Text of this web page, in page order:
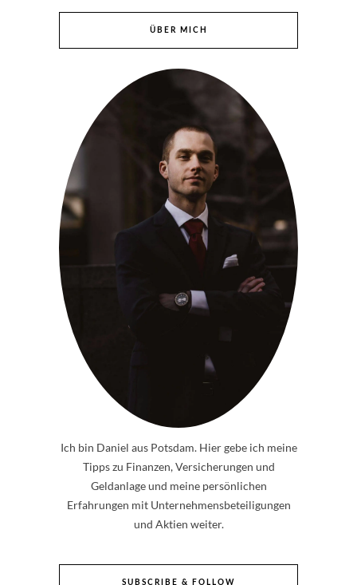
ÜBER MICH
Ich bin Daniel aus Potsdam. Hier gebe ich meine
Tipps zu Finanzen, Versicherungen und
Geldanlage und meine persönlichen
Erfahrungen mit Unternehmensbeteiligungen
und Aktien weiter.
SUBSCRIBE & FOLLOW